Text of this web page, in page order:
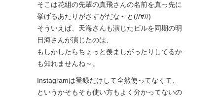
そこは花組の先輩の真飛さんの名前を真っ先に
挙げるあたりがさすがだな～と(//∀//)
そういえば、天海さんも演じたビルを同期の明
日海さんが演じたのは、
もしかしたらちょっと羨ましがったりしてるか
も知れませんね～。
Instagramは登録だけして全然使ってなくて、
というかそもそも使い方もよく分かってないの